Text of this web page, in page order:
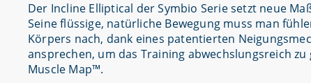
Der Incline Elliptical der Symbio Serie setzt neue
Seine flüssige, natürliche Bewegung muss man
Körpers nach, dank eines patentierten
ansprechen, um das Training abwechslungsreich
Muscle Map™.